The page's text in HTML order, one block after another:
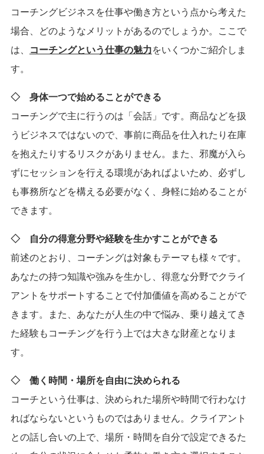
コーチングビジネスを仕事や働き方という点から考えた
場合、どのようなメリットがあるのでしょうか。ここで
は、
コーチングという仕事の魅力をいくつかご紹介しま
す。
◇ 身体一つで始めることができる
コーチングで主に行うのは「会話」です。商品などを扱
うビジネスではないので、事前に商品を仕入れたり在庫
を抱えたりするリスクがありません。また、邪魔が入ら
ずにセッションを行える環境があればよいため、必ずし
も事務所などを構える必要がなく、身軽に始めることが
できます。
◇ 自分の得意分野や経験を生かすことができる
前述のとおり、コーチングは対象もテーマも様々です。
あなたの持つ知識や強みを生かし、得意な分野でクライ
アントをサポートすることで付加価値を高めることがで
きます。また、あなたが人生の中で悩み、乗り越えてき
た経験もコーチングを行う上では大きな財産となりま
す。
◇ 働く時間・場所を自由に決められる
コーチという仕事は、決められた場所や時間で行わなけ
ればならないというものではありません。クライアント
との話し合いの上で、場所・時間を自分で設定できるた